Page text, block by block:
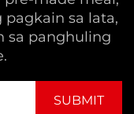
sa lata,
sa panghuling